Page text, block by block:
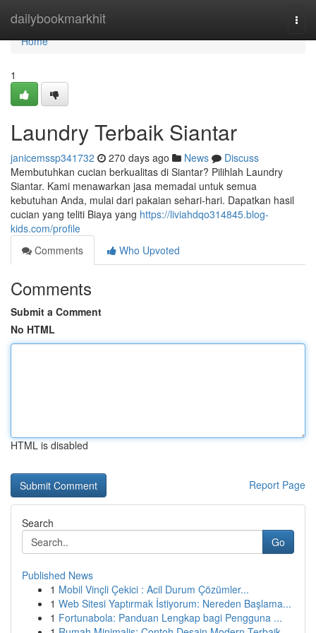
dailybookmarkhit
Home
Home
1
Laundry Terbaik Siantar
janicemssp341732 270 days ago News
Discuss
Membutuhkan cucian berkualitas di Siantar? Pilihlah Laundry
Siantar. Kami menawarkan jasa memadai untuk semua
kebutuhan Anda, mulai dari pakaian sehari-hari. Dapatkan hasil
cucian yang teliti Biaya yang https://liviahdqo314845.blog-
kids.com/profile
Comments
Who Upvoted
Comments
Submit a Comment
No HTML
HTML is disabled
Report Page
Search
Go
Published News
1 Mobil Vinçli Çekici : Acil Durum Çözümler...
1 Web Sitesi Yaptırmak İstiyorum: Nereden Başlama...
1 Fortunabola: Panduan Lengkap bagi Pengguna ...